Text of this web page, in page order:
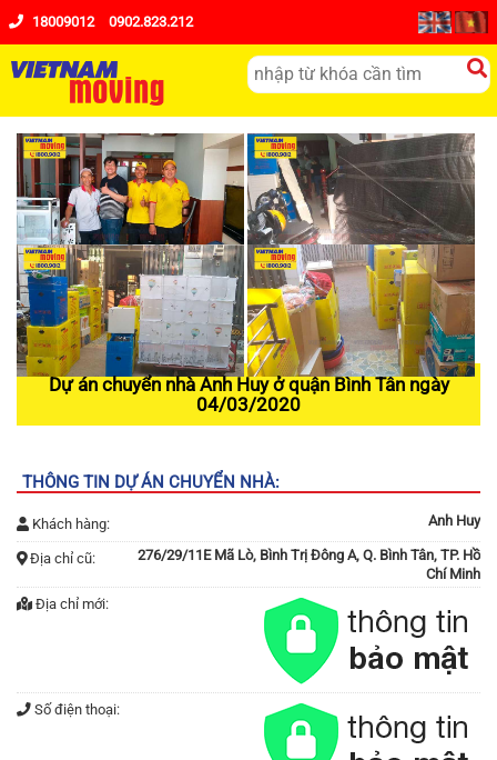
18009012 0902.823.212
Dự án chuyển nhà Anh Huy ở quận Bình Tân ngày
04/03/2020
THÔNG TIN DỰ ÁN CHUYỂN NHÀ:
Khách hàng: Anh Huy
Địa chỉ cũ:
276/29/11E Mã Lò, Bình Trị Đông A, Q. Bình Tân, TP. Hồ
Chí Minh
Địa chỉ mới:
Số điện thoại: